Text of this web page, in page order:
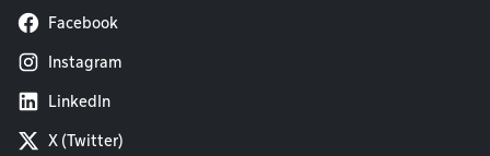
Facebook
Instagram
LinkedIn
X (Twitter)